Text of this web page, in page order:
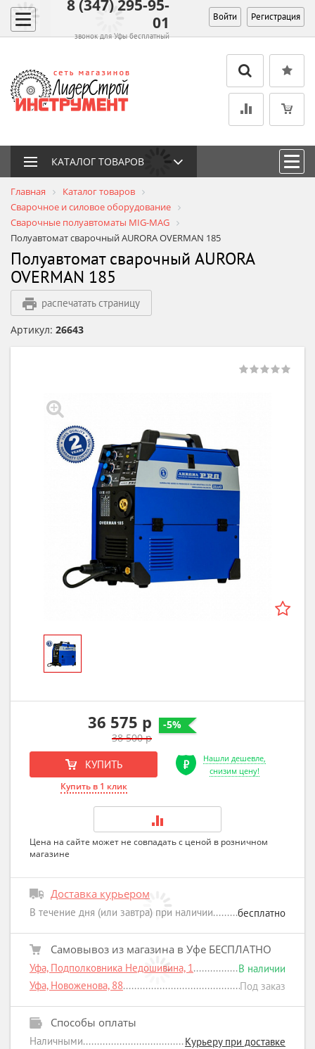
8 (347) 295-95-
01
звонок для Уфы бесплатный
Войти Регистрация
КАТАЛОГ ТОВАРОВ
Главная
Каталог товаров
Сварочное и силовое оборудование
Сварочные полуавтоматы MIG-MAG
Полуавтомат сварочный AURORA OVERMAN 185
Полуавтомат сварочный AURORA
OVERMAN 185
распечатать страницу
Артикул: 26643
36 575 р
38 500 р
КУПИТЬ
Купить в 1 клик
Нашли дешевле,
снизим цену!
-5%
Цена на сайте может не совпадать с ценой в розничном
магазине
Доставка курьером
В течение дня (или завтра) при наличии бесплатно
Самовывоз из магазина в Уфе БЕСПЛАТНО
Уфа, Подполковника Недошивина, 1
В наличии
Уфа, Новоженова, 88
Под заказ
Способы оплаты
Наличными
Курьеру при доставке